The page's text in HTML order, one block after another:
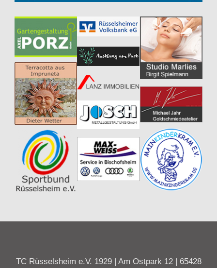
TC Rüsselsheim e.V. 1929 | Am Ostpark 12 | 65428